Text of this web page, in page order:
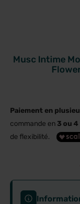
Musc Intime
Paiement en
commande en 3 ou
de flexibilité.